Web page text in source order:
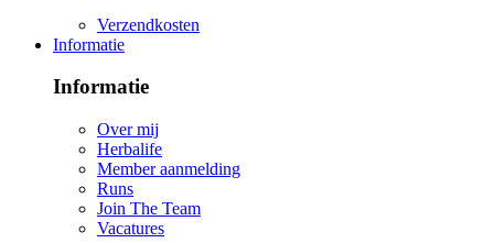
Verzendkosten
Informatie
Informatie
Over mij
Herbalife
Member aanmelding
Runs
Join The Team
Vacatures